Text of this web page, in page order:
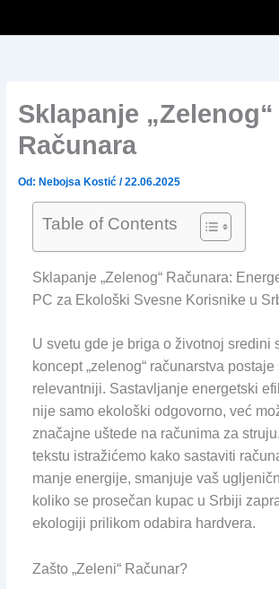
Sklapanje „Zelenog“
Računara
Od: Nebojsa Kostić /22.06.2025
Table of Contents
Sklapanje „Zelenog“ Računara:
PC za Ekološki Svesne Korisnike u
U svetu gde je briga o životnoj sredini
koncept „zelenog“ računarstva postaje
relevantniji. Sastavljanje energetski
nije samo ekološki odgovorno, već
značajne uštede na računima za
tekstu istražićemo kako sastaviti
manje energije, smanjuje vaš
koliko se prosečan kupac u Srbiji
ekologiji prilikom odabira hardvera.
Zašto „Zeleni“ Računar?